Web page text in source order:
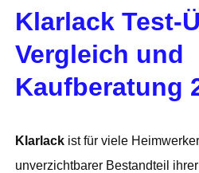
Klarlack Test-
Vergleich und
Kaufberatung
Klarlack ist für viele
unverzichtbarer Bestandteil